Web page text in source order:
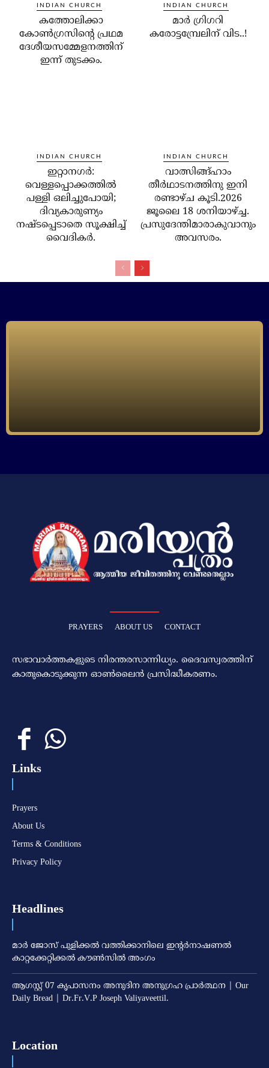
INDIAN CHURCH
കത്തോലിക്കാ
കോണ്‍ഗ്രസിന്റെ പ്രഥമ
ദേശീയസമ്മേളനത്തിന്
ഇന്ന് തുടക്കം.
INDIAN CHURCH
മാര്‍ ഗ്രിഗറി
കരോട്ടമ്പ്രേലിന് വിട..!
INDIAN CHURCH
ഇറ്റാനഗര്‍:
വെള്ളപ്പൊക്കത്തില്‍
പള്ളി ഒലിച്ചുപോയി;
ദിവ്യകാരുണ്യം
നഷ്ടപ്പെടാതെ സൂക്ഷിച്ച്
വൈദികര്‍.
INDIAN CHURCH
വാത്സിങ്ങ്ഹാം
തീർഥാടനത്തിനു ഇനി
രണ്ടാഴ്ച കൂടി.2026
ജൂലൈ 18 ശനിയാഴ്ച്ച.
പ്രസുദേന്തിമാരാകുവാനും
അവസരം.
PRAYERS ABOUT US CONTACT
സഭാവാര്‍ത്തകളുടെ നിരന്തരസാന്നിധ്യം. ദൈവസ്വരത്തിന്‌
കാതുകൊടുക്കുന്ന ഓണ്‍ലൈന്‍ പ്രസിദ്ധീകരണം.
Links
Prayers
About Us
Terms & Conditions
Privacy Policy
Headlines
മാര്‍ ജോസ് പുളിക്കല്‍ വത്തിക്കാനിലെ ഇന്റര്‍നാഷണല്‍
കാറ്റക്കേറ്റിക്കല്‍ കൗണ്‍സില്‍ അംഗം
ആഗസ്റ്റ് 07 കൃപാസനം അനുദിന അനുഗ്രഹ പ്രാർത്ഥന | Our
Daily Bread | Dr.Fr.V.P Joseph Valiyaveettil.
Location